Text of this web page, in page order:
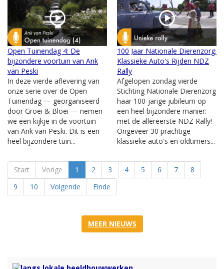
Open Tuinendag 4: De
bijzondere voortuin van Ank
van Peski
In deze vierde aflevering van
onze serie over de Open
Tuinendag — georganiseerd
door Groei & Bloei — nemen
we een kijkje in de voortuin
van Ank van Peski. Dit is een
heel bijzondere tuin...
100 Jaar Nationale Dierenzorg:
Klassieke Auto's Rijden NDZ
Rally
Afgelopen zondag vierde
Stichting Nationale Dierenzorg
haar 100-jarige jubileum op
een heel bijzondere manier:
met de allereerste NDZ Rally!
Ongeveer 30 prachtige
klassieke auto's en oldtimers...
Start Vorige 1 2 3 4 5 6 7
8
9
10 Volgende Einde
MEER NIEUWS